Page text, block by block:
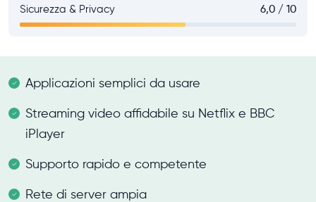
Sicurezza & Privacy 6,0 / 10
Applicazioni semplici da usare
Streaming video affidabile su Netflix e BBC
iPlayer
Supporto rapido e competente
Rete di server ampia